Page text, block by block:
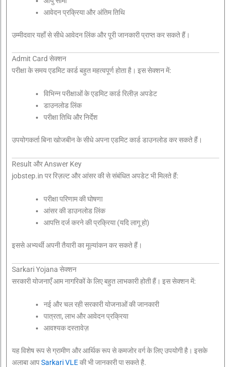
आवेदन प्रक्रिया और अंतिम तिथि
उम्मीदवार यहाँ से सीधे आवेदन लिंक और पूरी जानकारी प्राप्त कर सकते हैं।
Admit Card सेक्शन
परीक्षा के समय एडमिट कार्ड बहुत महत्वपूर्ण होता है। इस सेक्शन में:
विभिन्न परीक्षाओं के एडमिट कार्ड रिलीज़ अपडेट
डाउनलोड लिंक
परीक्षा तिथि और निर्देश
उपयोगकर्ता बिना खोजबीन के सीधे अपना एडमिट कार्ड डाउनलोड कर सकते हैं।
Result और Answer Key
jobstep.in पर रिज़ल्ट और आंसर की से संबंधित अपडेट भी मिलते हैं:
परीक्षा परिणाम की घोषणा
आंसर की डाउनलोड लिंक
आपत्ति दर्ज करने की प्रक्रिया (यदि लागू हो)
इससे अभ्यर्थी अपनी तैयारी का मूल्यांकन कर सकते हैं।
Sarkari Yojana सेक्शन
सरकारी योजनाएँ आम नागरिकों के लिए बहुत लाभकारी होती हैं। इस सेक्शन में:
नई और चल रही सरकारी योजनाओं की जानकारी
पात्रता, लाभ और आवेदन प्रक्रिया
आवश्यक दस्तावेज़
यह विशेष रूप से ग्रामीण और आर्थिक रूप से कमजोर वर्ग के लिए उपयोगी है। इसके
अलाबा आपSarkari VLEकी भी जानकारी पा सकते है.